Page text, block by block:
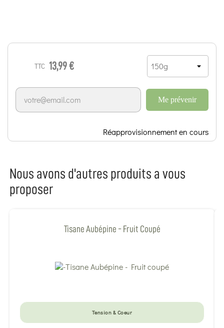
TTC 13,99 €
Me prévenir
Réapprovisionnement en cours
Nous avons d'autres produits a vous
proposer
Tisane Aubépine - Fruit Coupé
Tension & Coeur